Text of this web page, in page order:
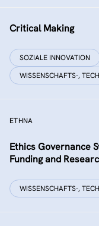
Critical Making
SOZIALE INNOVATION
WISSENSCHAFTS-,
ETHNA
Ethics Governance
Funding and
WISSENSCHAFTS-,